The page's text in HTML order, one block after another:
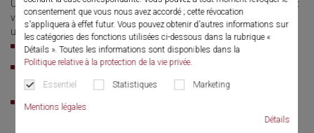
consentement que vous nous avez accordé ; cette révocation
s'appliquera à effet futur. Vous pouvez obtenir d'autres informations sur
les catégories des fonctions utilisées ci-dessous dans la rubrique «
Détails ». Toutes les informations sont disponibles dans la
Politique relative à la protection de la vie privée.
Essentiel Statistiques Marketing
Mentions légales
Détails
Urétéro-rénoscope opératoire à fibres compact, à aiguille, fibres et
vision latérale, canal opérateur et d’irrigation ovale comprenant
une soupape automatique pour l’insertion des instruments.
Ultramince, 4,5 / 6,5 Ch.
Traitement des calculs à la fibre laser Ø 272 μm et sonde
LithoClast® Ø 0,8 mm
Particulièrement adapté aux URS primaires sans insertion
préalable d’un cathéter double J